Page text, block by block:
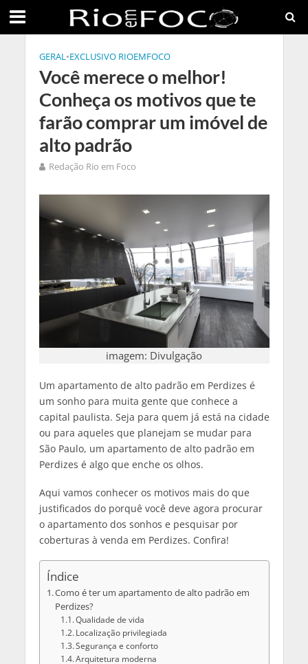
GERAL•EXCLUSIVO RIOEMFOCO
Você merece o melhor!
Conheça os motivos que te
farão comprar um imóvel de
alto padrão
Redação Rio em Foco
imagem: Divulgação
Um apartamento de alto padrão em Perdizes é
um sonho para muita gente que conhece a
capital paulista. Seja para quem já está na cidade
ou para aqueles que planejam se mudar para
São Paulo, um apartamento de alto padrão em
Perdizes é algo que enche os olhos.
Aqui vamos conhecer os motivos mais do que
justificados do porquê você deve agora procurar
o apartamento dos sonhos e pesquisar por
coberturas à venda em Perdizes. Confira!
Índice
Como é ter um apartamento de alto padrão em
Perdizes?
Qualidade de vida
Localização privilegiada
Segurança e conforto
Arquitetura moderna